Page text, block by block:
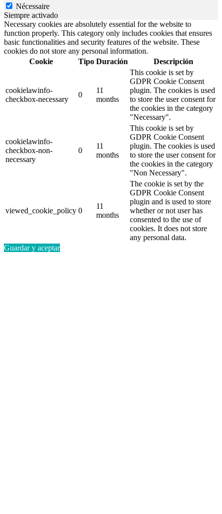
Nécessaire
Siempre activado
Necessary cookies are absolutely essential for the website to
function properly. This category only includes cookies that ensures
basic functionalities and security features of the website. These
cookies do not store any personal information.
Cookie
Tipo Duración Descripción
cookielawinfo-
checkbox-necessary
0
11
months
This cookie is set by
GDPR Cookie Consent
plugin. The cookies is used
to store the user consent for
the cookies in the category
"Necessary".
cookielawinfo-
checkbox-non-
necessary
0
11
months
This cookie is set by
GDPR Cookie Consent
plugin. The cookies is used
to store the user consent for
the cookies in the category
"Non Necessary".
viewed_cookie_policy 0
11
months
The cookie is set by the
GDPR Cookie Consent
plugin and is used to store
whether or not user has
consented to the use of
cookies. It does not store
any personal data.
Guardar y aceptar